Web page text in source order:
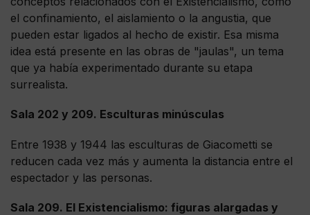
el confinamiento, el aislamiento o la angustia, que
pueden estar ligados al hecho de existir. Esa misma
idea está presente en las obras de "jaulas", un tema
que ya había experimentado durante su etapa
surrealista.
Sala 202 y 209. Esculturas minúsculas
Entre 1938 y 1944 las esculturas de Giacometti se
reducen cada vez más y aumenta la distancia entre el
espectador y las personas.
Sala 209. El Existencialismo: figuras alargadas y